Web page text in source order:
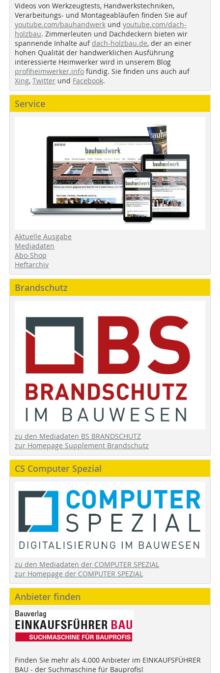
Videos von Werkzeugtests, Handwerkstechniken,
Verarbeitungs- und Montageabläufen finden Sie auf
youtube.com/bauhandwerk und youtube.com/dach-
holzbau. Zimmerleuten und Dachdeckern bieten wir
spannende Inhalte auf dach-holzbau.de, der an einer
hohen Qualität der handwerklichen Ausführung
interessierte Heimwerker wird in unserem Blog
profiheimwerker.info fündig. Sie finden uns auch auf
Xing, Twitter und Facebook.
Service
Aktuelle Ausgabe
Mediadaten
Abo-Shop
Heftarchiv
Brandschutz
zu den Mediadaten BS BRANDSCHUTZ
zur Homepage Supplement Brandschutz
CS Computer Spezial
zu den Mediadaten der COMPUTER SPEZIAL
zur Homepage der COMPUTER SPEZIAL
Anbieter finden
Finden Sie mehr als 4.000 Anbieter im EINKAUFSFÜHRER
BAU - der Suchmaschine für Bauprofis!